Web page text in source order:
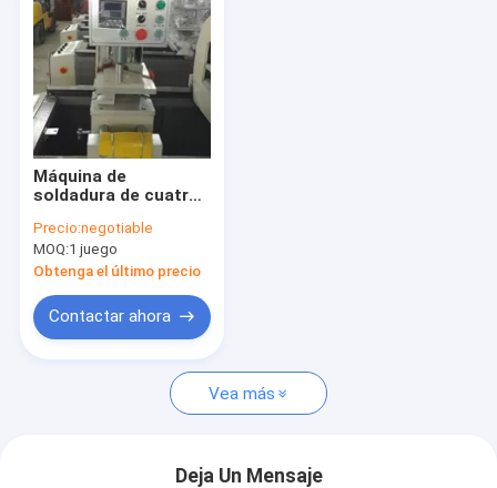
Máquina de
soldadura de cuatro
de ventanas de
PVC/UPVC
Precio:negotiable
MOQ:1 juego
Obtenga el último precio
Contactar ahora
Vea más
Deja Un Mensaje